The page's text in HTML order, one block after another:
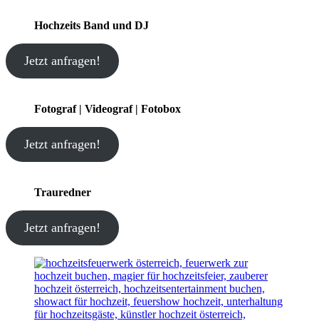
Hochzeits Band und DJ
Jetzt anfragen!
Fotograf | Videograf | Fotobox
Jetzt anfragen!
Trauredner
Jetzt anfragen!